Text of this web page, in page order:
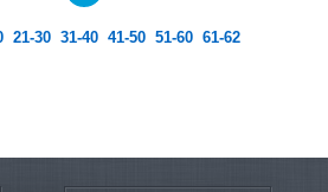
21-30 31-40 41-50 51-60 61-62